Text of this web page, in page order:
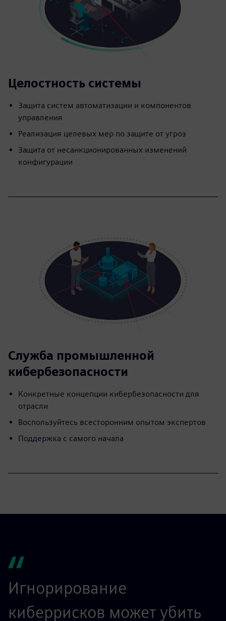
Целостность системы
Защита систем автоматизации и компонентов
управления
Реализация целевых мер по защите от угроз
Защита от несанкционированных изменений
конфигурации
Служба промышленной
кибербезопасности
Конкретные концепции кибербезопасности для
отрасли
Воспользуйтесь всесторонним опытом экспертов
Поддержка с самого начала
Игнорирование
киберрисков может убить